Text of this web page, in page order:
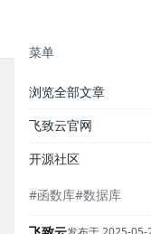
菜单
浏览全部文章
飞致云官网
开源社区
MaxKB 函
库环境准备
#函数库#数据库